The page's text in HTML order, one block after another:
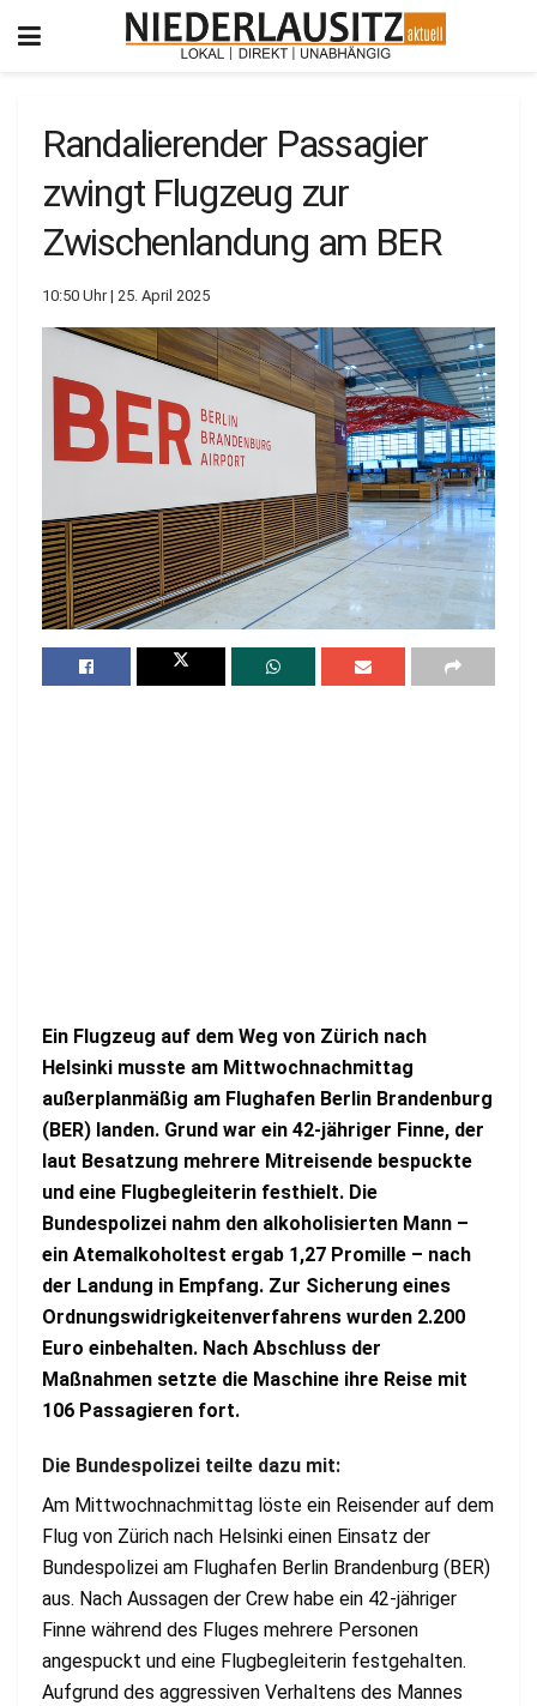
Randalierender Passagier
zwingt Flugzeug zur
Zwischenlandung am BER
10:50 Uhr | 25. April 2025
Ein Flugzeug auf dem Weg von Zürich nach
Helsinki musste am Mittwochnachmittag
außerplanmäßig am Flughafen Berlin Brandenburg
(BER) landen. Grund war ein 42-jähriger Finne, der
laut Besatzung mehrere Mitreisende bespuckte
und eine Flugbegleiterin festhielt. Die
Bundespolizei nahm den alkoholisierten Mann –
ein Atemalkoholtest ergab 1,27 Promille – nach
der Landung in Empfang. Zur Sicherung eines
Ordnungswidrigkeitenverfahrens wurden 2.200
Euro einbehalten. Nach Abschluss der
Maßnahmen setzte die Maschine ihre Reise mit
106 Passagieren fort.
Die Bundespolizei teilte dazu mit:
Am Mittwochnachmittag löste ein Reisender auf dem
Flug von Zürich nach Helsinki einen Einsatz der
Bundespolizei am Flughafen Berlin Brandenburg (BER)
aus. Nach Aussagen der Crew habe ein 42-jähriger
Finne während des Fluges mehrere Personen
angespuckt und eine Flugbegleiterin festgehalten.
Aufgrund des aggressiven Verhaltens des Mannes